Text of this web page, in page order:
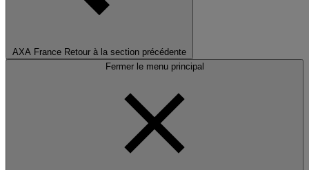
AXA France Retour à la section précédente
Fermer le menu principal